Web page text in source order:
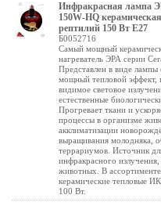
Инфракрасная лампа
150W-НQ
рептилий 150 Вт Е27
Б0052716
Самый мощный
нагреватель ЭРА серии
Представлен в виде
мощный тепловой эффект,
видимое световое
естественные
Прогревает ткани и
процессы в организме
акклиматизации
выращивания молодняка,
террариумов. Источник
инфракрасного
животных. В
керамические тепловые
100 Вт.